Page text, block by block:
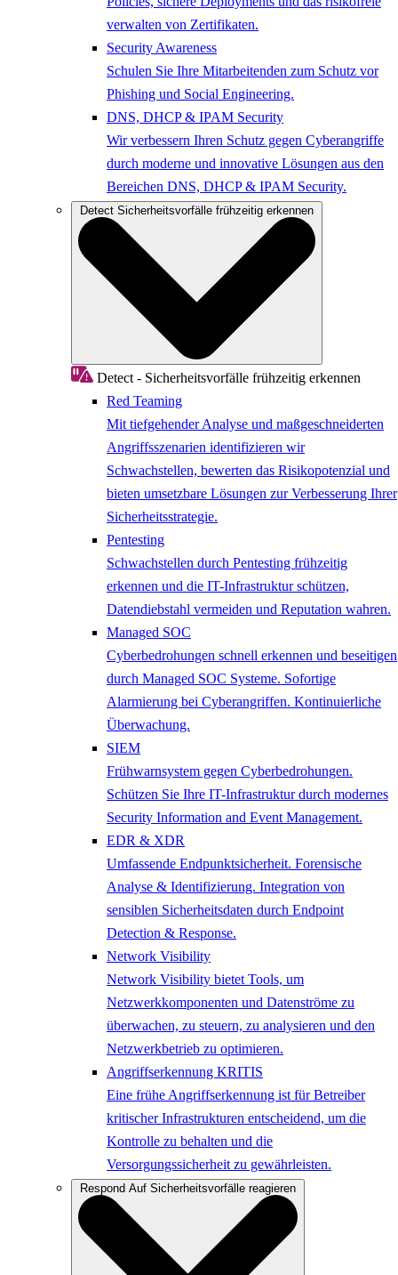
verwalten von Zertifikaten.
Security Awareness
Schulen Sie Ihre Mitarbeitenden zum Schutz vor
Phishing und Social Engineering.
DNS, DHCP & IPAM Security
Wir verbessern Ihren Schutz gegen Cyberangriffe
durch moderne und innovative Lösungen aus den
Bereichen DNS, DHCP & IPAM Security.
Detect Sicherheitsvorfälle frühzeitig erkennen
Detect - Sicherheitsvorfälle frühzeitig erkennen
Red Teaming
Mit tiefgehender Analyse und maßgeschneiderten
Angriffsszenarien identifizieren wir
Schwachstellen, bewerten das Risikopotenzial und
bieten umsetzbare Lösungen zur Verbesserung Ihrer
Sicherheitsstrategie.
Pentesting
Schwachstellen durch Pentesting frühzeitig
erkennen und die IT-Infrastruktur schützen,
Datendiebstahl vermeiden und Reputation wahren.
Managed SOC
Cyberbedrohungen schnell erkennen und beseitigen
durch Managed SOC Systeme. Sofortige
Alarmierung bei Cyberangriffen. Kontinuierliche
Überwachung.
SIEM
Frühwarnsystem gegen Cyberbedrohungen.
Schützen Sie Ihre IT-Infrastruktur durch modernes
Security Information and Event Management.
EDR & XDR
Umfassende Endpunktsicherheit. Forensische
Analyse & Identifizierung. Integration von
sensiblen Sicherheitsdaten durch Endpoint
Detection & Response.
Network Visibility
Network Visibility bietet Tools, um
Netzwerkkomponenten und Datenströme zu
überwachen, zu steuern, zu analysieren und den
Netzwerkbetrieb zu optimieren.
Angriffserkennung KRITIS
Eine frühe Angriffserkennung ist für Betreiber
kritischer Infrastrukturen entscheidend, um die
Kontrolle zu behalten und die
Versorgungssicherheit zu gewährleisten.
Respond Auf Sicherheitsvorfälle reagieren